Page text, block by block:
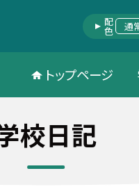
配色 通
トップページ
校日記